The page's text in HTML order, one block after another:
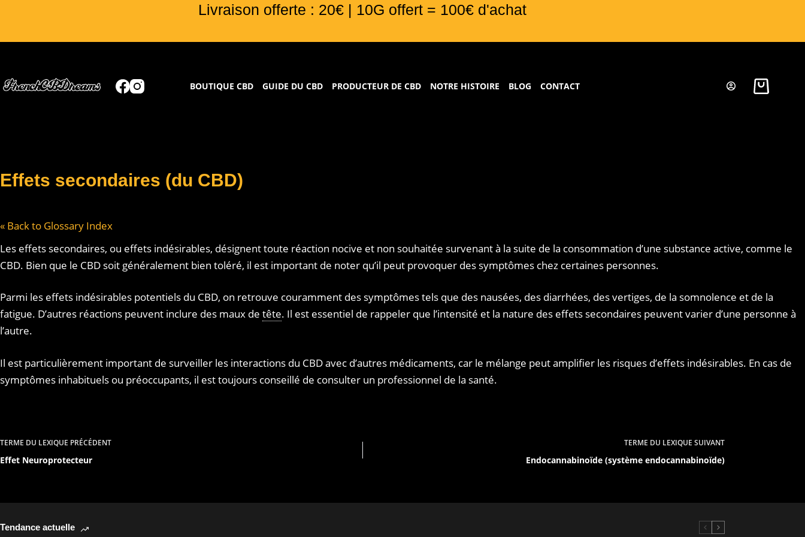
Livraison offerte : 20€ | 10G offert = 100€ d'achat
BOUTIQUE CBD GUIDE DU CBD PRODUCTEUR DE CBD NOTRE HISTOIRE BLOG CONTACT
Effets secondaires (du CBD)
« Back to Glossary Index
Les effets secondaires, ou effets indésirables, désignent toute réaction nocive et non souhaitée survenant à la suite de la consommation d’une substance active, comme le
CBD. Bien que le CBD soit généralement bien toléré, il est important de noter qu’il peut provoquer des symptômes chez certaines personnes.
Parmi les effets indésirables potentiels du CBD, on retrouve couramment des symptômes tels que des nausées, des diarrhées, des vertiges, de la somnolence et de la
fatigue. D’autres réactions peuvent inclure des maux de tête. Il est essentiel de rappeler que l’intensité et la nature des effets secondaires peuvent varier d’une personne à
l’autre.
Il est particulièrement important de surveiller les interactions du CBD avec d’autres médicaments, car le mélange peut amplifier les risques d’effets indésirables. En cas de
symptômes inhabituels ou préoccupants, il est toujours conseillé de consulter un professionnel de la santé.
TERME DU LEXIQUE PRÉCÉDENT
Effet Neuroprotecteur
TERME DU LEXIQUE SUIVANT
Endocannabinoïde (système endocannabinoïde)
Tendance actuelle